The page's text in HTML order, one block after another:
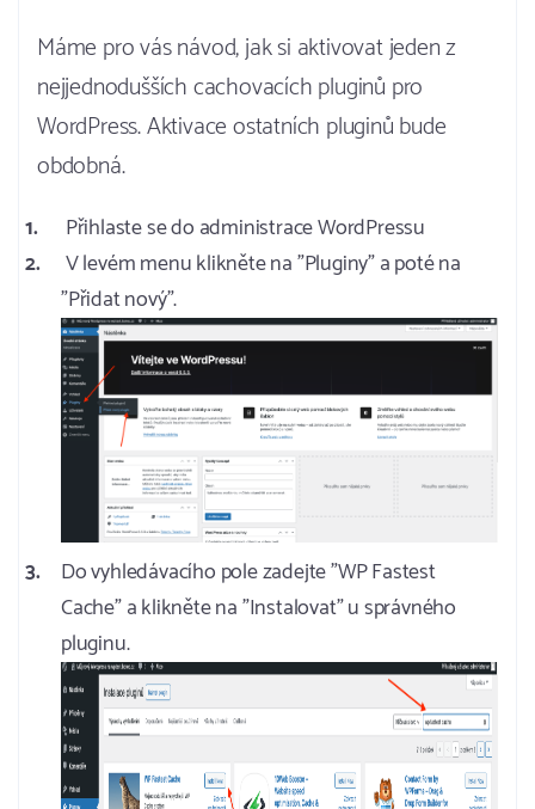
Máme pro vás návod, jak si aktivovat jeden z
nejjednodušších cachovacích pluginů pro
WordPress. Aktivace ostatních pluginů bude
obdobná.
Přihlaste se do administrace WordPressu
V levém menu klikněte na "Pluginy" a poté na
"Přidat nový".
Do vyhledávacího pole zadejte "WP Fastest
Cache" a klikněte na "Instalovat" u správného
pluginu.